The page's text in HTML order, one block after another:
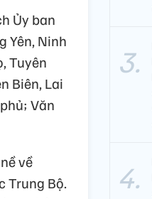
Ủy ban
Yên, Ninh
Tuyên
Biên, Lai
Văn
về
Trung Bộ.